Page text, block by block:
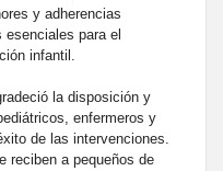
y adherencias
esenciales para el
infantil.
la disposición y
enfermeros y
de las intervenciones.
reciben a pequeños de